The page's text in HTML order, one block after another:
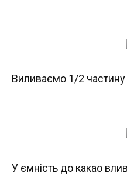
Виливаємо 1/2
У ємність до какао